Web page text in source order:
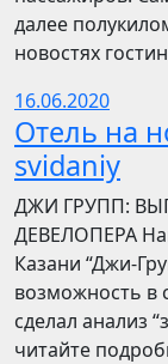
далее
новостях
16.06.2020
Отель на
svidaniy
​​ДЖИ ГРУПП:
ДЕВЕЛОПЕРА
Казани “Джи-
возможность
сделал анализ
читайте